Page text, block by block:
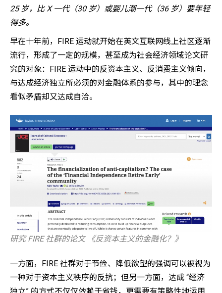
25 岁，比 X 一代（30 岁）或婴儿潮一代（36 岁）要年轻
得多。
早在十年前，FIRE 运动就开始在英文互联网线上社区逐渐
流行，形成了一定的规模，甚至成为社会经济领域论文研
究的对象：FIRE 运动中的反资本主义、反消费主义倾向，
与达成经济独立所必须的对金融体系的参与，其中的理念
看似矛盾却又达成自洽。
研究 FIRE 社群的论文 《反资本主义的金融化？》
一方面，FIRE 社群对于节俭、降低欲望的强调可以被视为
一种对于资本主义秩序的反抗；但另一方面，达成 “经济